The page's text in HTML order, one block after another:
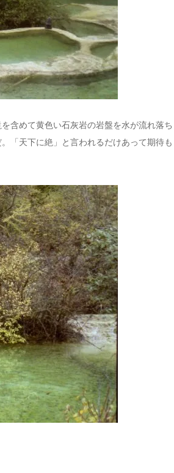
含めて黄色い石灰岩の岩盤を水が流れ落ち
「天下に絶」と言われるだけあって期待も